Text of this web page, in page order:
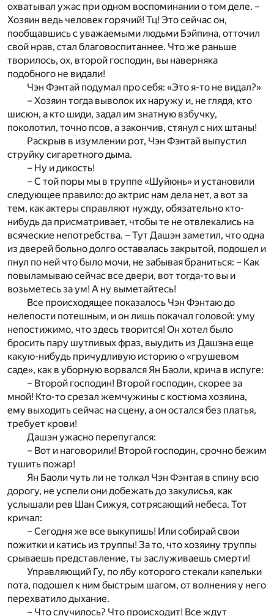
охватывал ужас при одном воспоминании о том деле. –
Хозяин ведь человек горячий! Тц! Это сейчас он,
пообщавшись с уважаемыми людьми Бэйпина, отточил
свой нрав, стал благовоспитаннее. Что же раньше
творилось, ох, второй господин, вы наверняка
подобного не видали!
Чэн Фэнтай подумал про себя: «Это я-то не видал?»
– Хозяин тогда выволок их наружу и, не глядя, кто
шисюн, а кто шиди, задал им знатную взбучку,
поколотил, точно псов, а закончив, стянул с них штаны!
Раскрыв в изумлении рот, Чэн Фэнтай выпустил
струйку сигаретного дыма.
– Ну и дикость!
– С той поры мы в труппе «Шуйюнь» и установили
следующее правило: до актрис нам дела нет, а вот за
тем, как актеры справляют нужду, обязательно кто-
нибудь да присматривает, чтобы те не отвлекались на
всяческие непотребства. – Тут Дашэн заметил, что одна
из дверей больно долго оставалась закрытой, подошел и
пнул по ней что было мочи, не забывая браниться: – Как
повыламываю сейчас все двери, вот тогда-то вы и
возьметесь за ум! А ну выметайтесь!
Все происходящее показалось Чэн Фэнтаю до
нелепости потешным, и он лишь покачал головой: уму
непостижимо, что здесь творится! Он хотел было
бросить пару шутливых фраз, выудить из Дашэна еще
какую-нибудь причудливую историю о «грушевом
саде», как в уборную ворвался Ян Баоли, крича в испуге:
– Второй господин! Второй господин, скорее за
мной! Кто-то срезал жемчужины с костюма хозяина,
ему выходить сейчас на сцену, а он остался без платья,
требует крови!
Дашэн ужасно перепугался:
– Вот и наговорили! Второй господин, срочно бежим
тушить пожар!
Ян Баоли чуть ли не толкал Чэн Фэнтая в спину всю
дорогу, не успели они добежать до закулисья, как
услышали рев Шан Сижуя, сотрясающий небеса. Тот
кричал:
– Сегодня же все выкупишь! Или собирай свои
пожитки и катись из труппы! За то, что хозяину труппы
срываешь представление, ты заслуживаешь смерти!
Управляющий Гу, по лбу которого стекали капельки
пота, подошел к ним быстрым шагом, от волнения у него
перехватило дыхание.
– Что случилось? Что происходит! Все ждут